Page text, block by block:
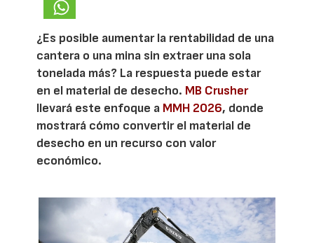
¿Es posible aumentar la rentabilidad de una
cantera o una mina sin extraer una sola
tonelada más? La respuesta puede estar
en el material de desecho. MB Crusher
llevará este enfoque a MMH 2026, donde
mostrará cómo convertir el material de
desecho en un recurso con valor
económico.